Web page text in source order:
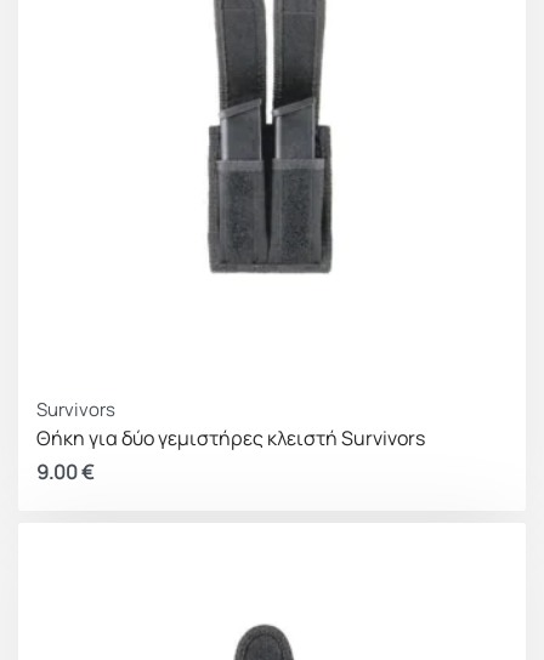
Survivors
Θήκη για δύο γεμιστήρες κλειστή Survivors
9.00€